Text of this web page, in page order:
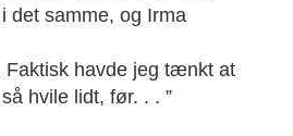
det samme, og Irma
Faktisk havde jeg tænkt at
hvile lidt, før. . . ”